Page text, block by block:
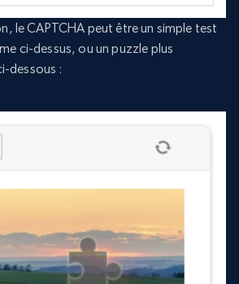
le CAPTCHA peut être un simple test
ci-dessus, ou un puzzle plus
dessous :